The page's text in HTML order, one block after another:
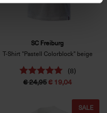
SC Freiburg
T-Shirt "Pastell Colorblock" beige
(8)
€ 24,95€ 19,04
SALE